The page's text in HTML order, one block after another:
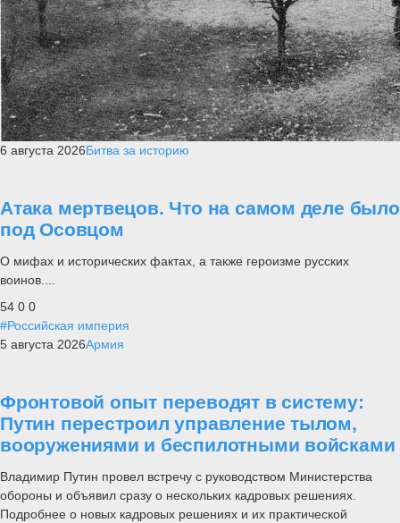
6 августа 2026Битва за историю
Атака мертвецов. Что на самом деле было
под Осовцом
О мифах и исторических фактах, а также героизме русских
воинов....
54 0 0
#Российская империя
5 августа 2026Армия
Фронтовой опыт переводят в систему:
Путин перестроил управление тылом,
вооружениями и беспилотными войсками
Владимир Путин провел встречу с руководством Министерства
обороны и объявил сразу о нескольких кадровых решениях.
Подробнее о новых кадровых решениях и их практической